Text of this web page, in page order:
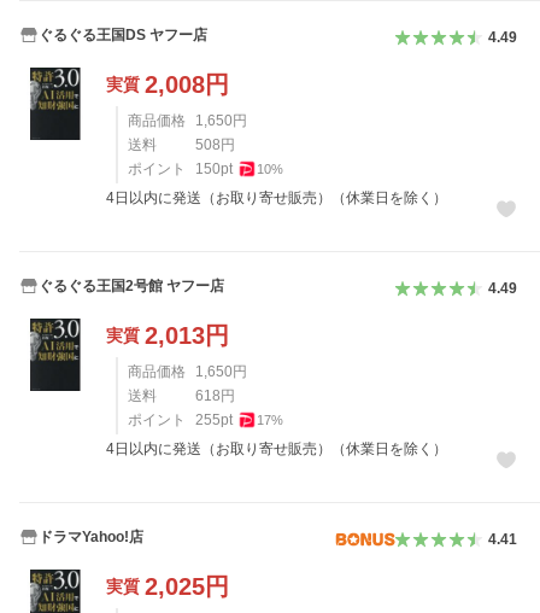
ぐるぐる王国DS ヤフー店 4.49
実質 2,008円
商品価格 1,650 円
送料
508 円
ポイント
150pt 10%
4日以内に発送（お取り寄せ販売）（休業日を除く）
ぐるぐる王国2号館 ヤフー店 4.49
実質 2,013円
商品価格 1,650 円
送料
618 円
ポイント
255pt 17%
4日以内に発送（お取り寄せ販売）（休業日を除く）
ドラマYahoo!店 4.41
実質 2,025円